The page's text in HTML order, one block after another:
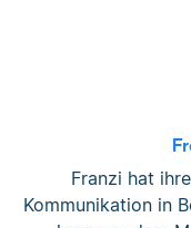
Franzi hat
Kommunikation in